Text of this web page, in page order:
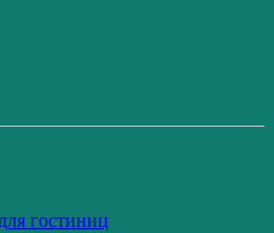
гостиниц